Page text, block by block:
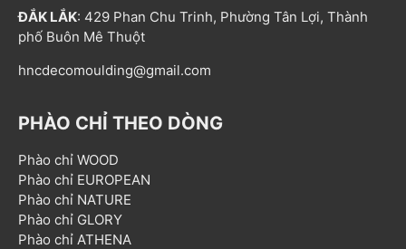
ĐẮK LẮK: 429 Phan Chu Trinh, Phường Tân Lợi, Thành
phố Buôn Mê Thuột
hncdecomoulding@gmail.com
PHÀO CHỈ THEO DÒNG
Phào chỉ WOOD
Phào chỉ EUROPEAN
Phào chỉ NATURE
Phào chỉ GLORY
Phào chỉ ATHENA